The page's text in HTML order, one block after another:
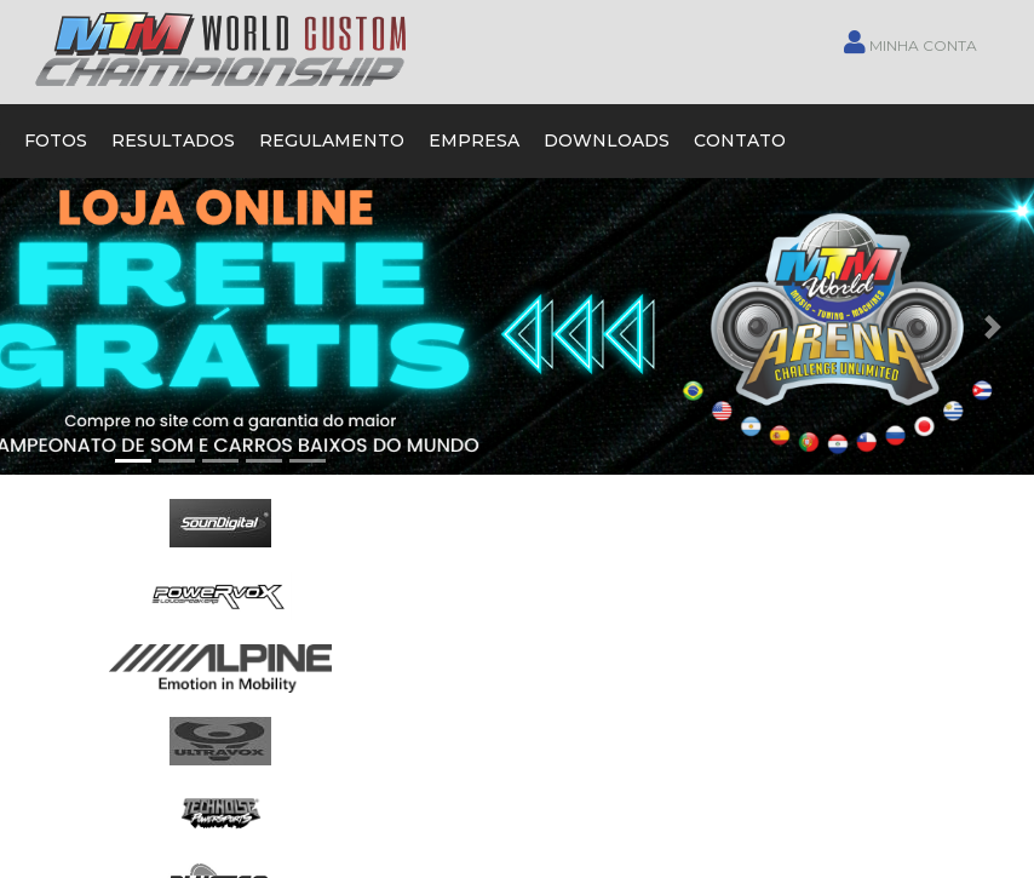
MINHA CONTA
FOTOS RESULTADOS REGULAMENTO EMPRESA DOWNLOADS CONTATO